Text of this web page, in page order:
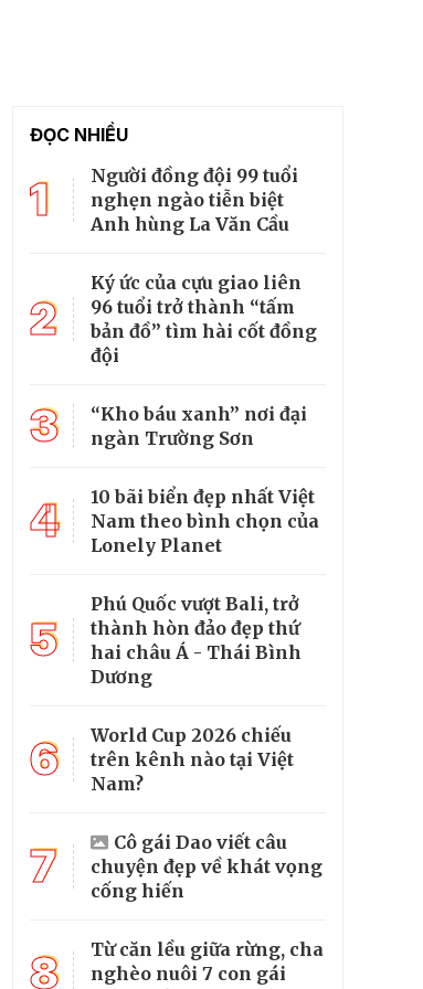
ĐỌC NHIỀU
1
Người đồng đội 99 tuổi
nghẹn ngào tiễn biệt
Anh hùng La Văn Cầu
2
Ký ức của cựu giao liên
96 tuổi trở thành “tấm
bản đồ” tìm hài cốt đồng
đội
3
“Kho báu xanh” nơi đại
ngàn Trường Sơn
4
10 bãi biển đẹp nhất Việt
Nam theo bình chọn của
Lonely Planet
5
Phú Quốc vượt Bali, trở
thành hòn đảo đẹp thứ
hai châu Á - Thái Bình
Dương
6
World Cup 2026 chiếu
trên kênh nào tại Việt
Nam?
7
Cô gái Dao viết câu
chuyện đẹp về khát vọng
cống hiến
8
Từ căn lều giữa rừng, cha
nghèo nuôi 7 con gái